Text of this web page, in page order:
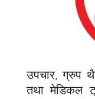
उपचार, ग्रुप
तथा मेडिकल